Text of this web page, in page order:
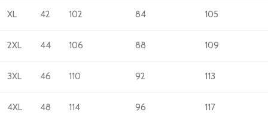
XL 42 102 84 105
2XL 44 106 88 109
3XL 46 110 92 113
4XL 48 114 96 117